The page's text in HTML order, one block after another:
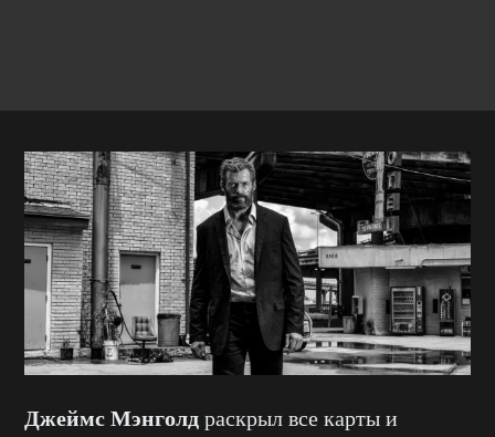
Джеймс Мэнголдраскрыл все карты и